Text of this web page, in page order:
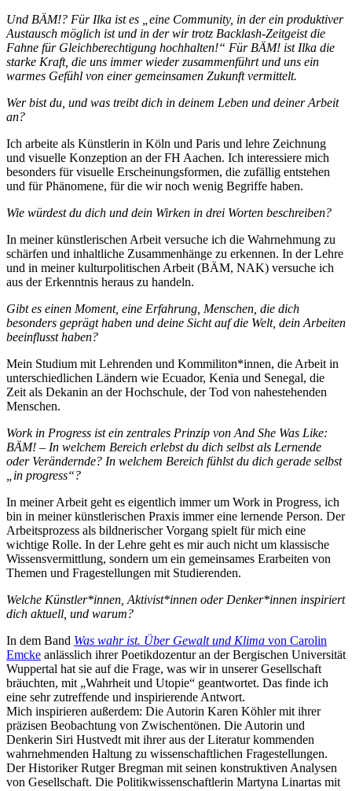
Und BÄM!? Für Ilka ist es „eine Community, in der ein produktiver
Austausch möglich ist und in der wir trotz Backlash-Zeitgeist die
Fahne für Gleichberechtigung hochhalten!“ Für BÄM! ist Ilka die
starke Kraft, die uns immer wieder zusammenführt und uns ein
warmes Gefühl von einer gemeinsamen Zukunft vermittelt.
Wer bist du, und was treibt dich in deinem Leben und deiner Arbeit
an?
Ich arbeite als Künstlerin in Köln und Paris und lehre Zeichnung
und visuelle Konzeption an der FH Aachen. Ich interessiere mich
besonders für visuelle Erscheinungsformen, die zufällig entstehen
und für Phänomene, für die wir noch wenig Begriffe haben.
Wie würdest du dich und dein Wirken in drei Worten beschreiben?
In meiner künstlerischen Arbeit versuche ich die Wahrnehmung zu
schärfen und inhaltliche Zusammenhänge zu erkennen. In der Lehre
und in meiner kulturpolitischen Arbeit (BÄM, NAK) versuche ich
aus der Erkenntnis heraus zu handeln.
Gibt es einen Moment, eine Erfahrung, Menschen, die dich
besonders geprägt haben und deine Sicht auf die Welt, dein Arbeiten
beeinflusst haben?
Mein Studium mit Lehrenden und Kommiliton*innen, die Arbeit in
unterschiedlichen Ländern wie Ecuador, Kenia und Senegal, die
Zeit als Dekanin an der Hochschule, der Tod von nahestehenden
Menschen.
Work in Progress ist ein zentrales Prinzip von And She Was Like:
BÄM! – In welchem Bereich erlebst du dich selbst als Lernende
oder Verändernde? In welchem Bereich fühlst du dich gerade selbst
„in progress“?
In meiner Arbeit geht es eigentlich immer um Work in Progress, ich
bin in meiner künstlerischen Praxis immer eine lernende Person. Der
Arbeitsprozess als bildnerischer Vorgang spielt für mich eine
wichtige Rolle. In der Lehre geht es mir auch nicht um klassische
Wissensvermittlung, sondern um ein gemeinsames Erarbeiten von
Themen und Fragestellungen mit Studierenden.
Welche Künstler*innen, Aktivist*innen oder Denker*innen inspiriert
dich aktuell, und warum?
In dem Band Was wahr ist. Über Gewalt und Klima von Carolin
Emcke anlässlich ihrer Poetikdozentur an der Bergischen Universität
Wuppertal hat sie auf die Frage, was wir in unserer Gesellschaft
bräuchten, mit „Wahrheit und Utopie“ geantwortet. Das finde ich
eine sehr zutreffende und inspirierende Antwort.
Mich inspirieren außerdem: Die Autorin Karen Köhler mit ihrer
präzisen Beobachtung von Zwischentönen. Die Autorin und
Denkerin Siri Hustvedt mit ihrer aus der Literatur kommenden
wahrnehmenden Haltung zu wissenschaftlichen Fragestellungen.
Der Historiker Rutger Bregman mit seinen konstruktiven Analysen
von Gesellschaft. Die Politikwissenschaftlerin Martyna Linartas mit